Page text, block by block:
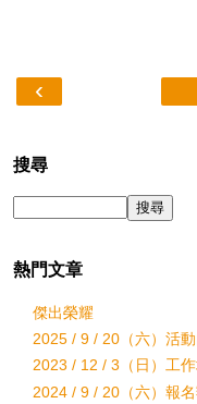
‹
搜尋
熱門文章
傑出榮耀
2025 / 9 / 20（六）活
2023 / 12 / 3（日）工
2024 / 9 / 20（六）報